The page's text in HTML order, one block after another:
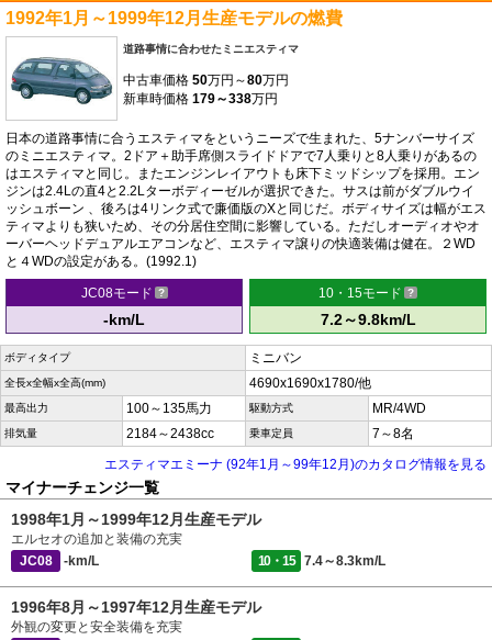
1992年1月～1999年12月生産モデルの燃費
道路事情に合わせたミニエスティマ
中古車価格 50万円～80万円
新車時価格 179～338万円
日本の道路事情に合うエスティマをというニーズで生まれた、5ナンバーサイズ
のミニエスティマ。2ドア＋助手席側スライドドアで7人乗りと8人乗りがあるの
はエスティマと同じ。またエンジンレイアウトも床下ミッドシップを採用。エン
ジンは2.4Lの直4と2.2Lターボディーゼルが選択できた。サスは前がダブルウイ
ッシュボーン 、後ろは4リンク式で廉価版のXと同じだ。ボディサイズは幅がエス
ティマよりも狭いため、その分居住空間に影響している。ただしオーディオやオ
ーバーヘッドデュアルエアコンなど、エスティマ譲りの快適装備は健在。２WD
と４WDの設定がある。(1992.1)
JC08モード
-km/L
10・15モード
7.2～9.8km/L
ボディタイプ ミニバン
全長x全幅x全高(mm) 4690x1690x1780/他
最高出力 100～135馬力 駆動方式 MR/4WD
排気量 2184～2438cc 乗車定員
7～8名
エスティマエミーナ (92年1月～99年12月)のカタログ情報を見る
マイナーチェンジ一覧
1998年1月～1999年12月生産モデル
エルセオの追加と装備の充実
JC08
-km/L 10・15 7.4～8.3km/L
1996年8月～1997年12月生産モデル
外観の変更と安全装備を充実